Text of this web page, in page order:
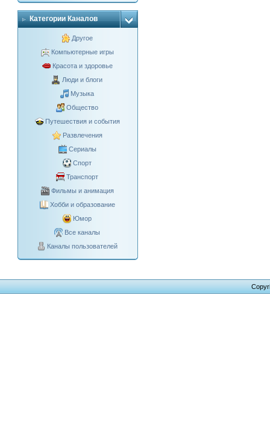
Категории Каналов
Другое
Компьютерные игры
Красота и здоровье
Люди и блоги
Музыка
Общество
Путешествия и события
Развлечения
Сериалы
Спорт
Транспорт
Фильмы и анимация
Хобби и образование
Юмор
Все каналы
Каналы пользователей